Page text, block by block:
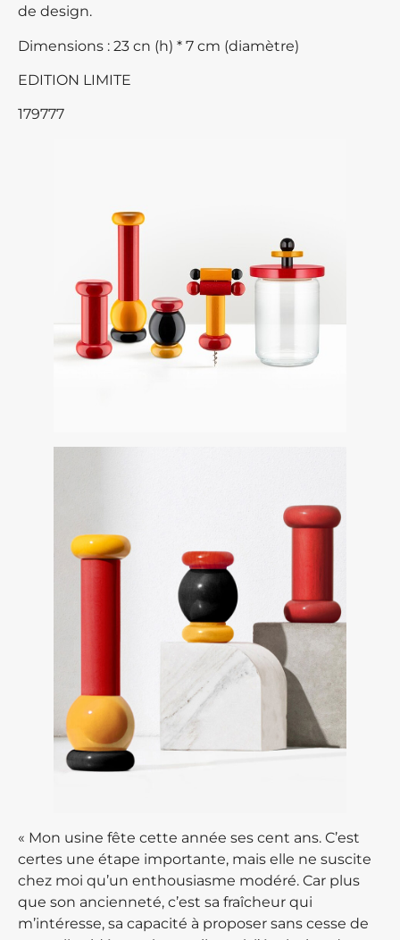
de design.
Dimensions : 23 cn (h) * 7 cm (diamètre)
EDITION LIMITE
179777
« Mon usine fête cette année ses cent ans. C’est
certes une étape importante, mais elle ne suscite
chez moi qu’un enthousiasme modéré. Car plus
que son ancienneté, c’est sa fraîcheur qui
m’intéresse, sa capacité à proposer sans cesse de